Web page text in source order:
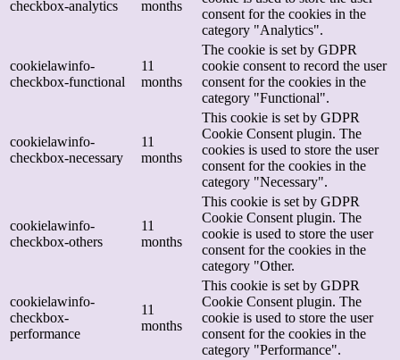
checkbox-analytics
months
consent for the cookies in the
category "Analytics".
cookielawinfo-
checkbox-functional
11
months
The cookie is set by GDPR
cookie consent to record the user
consent for the cookies in the
category "Functional".
cookielawinfo-
checkbox-necessary
11
months
This cookie is set by GDPR
Cookie Consent plugin. The
cookies is used to store the user
consent for the cookies in the
category "Necessary".
cookielawinfo-
checkbox-others
11
months
This cookie is set by GDPR
Cookie Consent plugin. The
cookie is used to store the user
consent for the cookies in the
category "Other.
cookielawinfo-
checkbox-
performance
11
months
This cookie is set by GDPR
Cookie Consent plugin. The
cookie is used to store the user
consent for the cookies in the
category "Performance".